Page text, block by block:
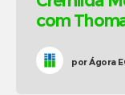
com
porÁgora